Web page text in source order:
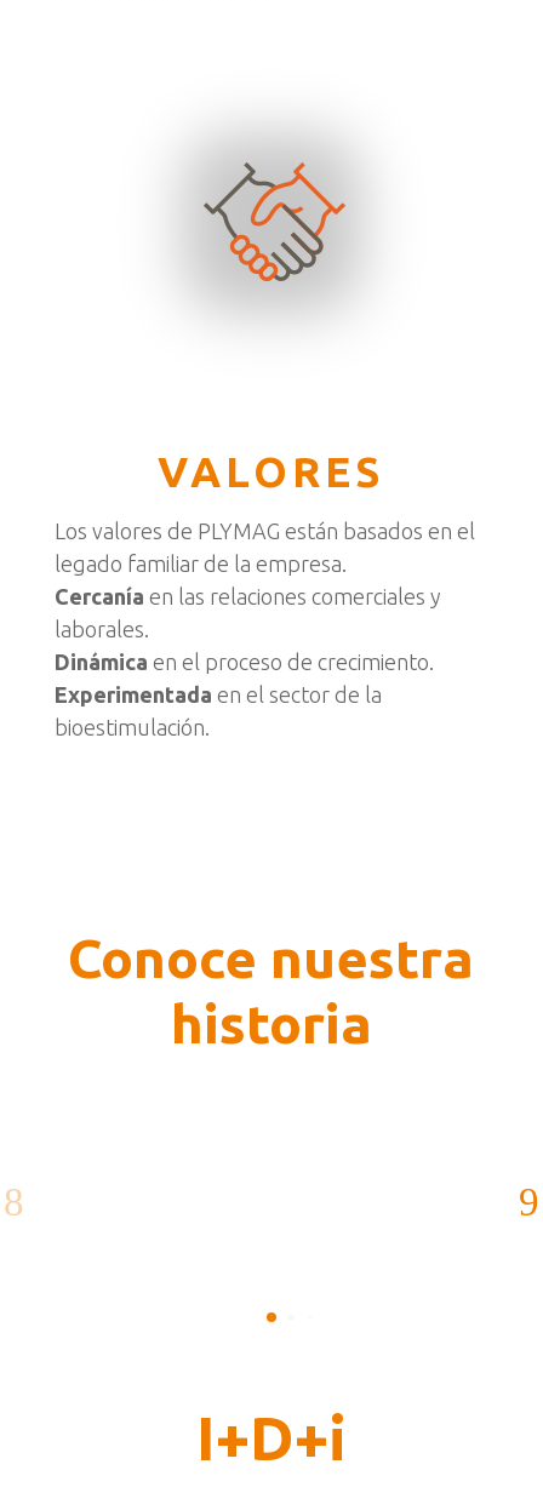
VALORES
Los valores de PLYMAG están basados en el
legado familiar de la empresa.
Cercanía en las relaciones comerciales y
laborales.
Dinámica en el proceso de crecimiento.
Experimentada en el sector de la
bioestimulación.
Conoce nuestra
historia
I+D+i